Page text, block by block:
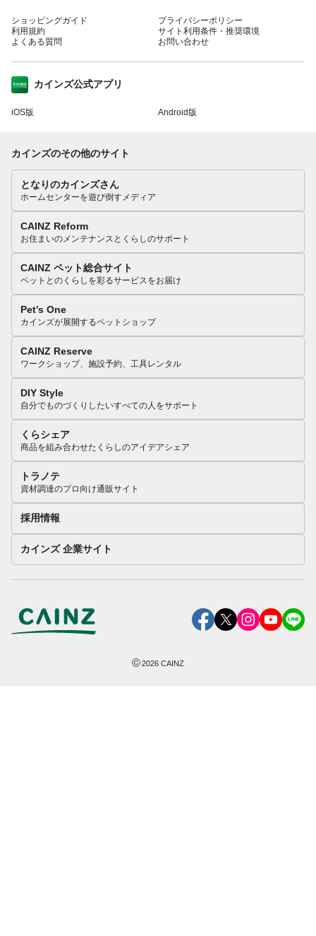
ショッピングガイド
利用規約
よくある質問
プライバシーポリシー
サイト利用条件・推奨環境
お問い合わせ
カインズ公式アプリ
iOS版 Android版
カインズのその他のサイト
となりのカインズさん
ホームセンターを遊び倒すメディア
CAINZ Reform
お住まいのメンテナンスとくらしのサポート
CAINZ ペット総合サイト
ペットとのくらしを彩るサービスをお届け
Pet’s One
カインズが展開するペットショップ
CAINZ Reserve
ワークショップ、施設予約、工具レンタル
DIY Style
自分でものづくりしたいすべての人をサポート
くらシェア
商品を組み合わせたくらしのアイデアシェア
トラノテ
資材調達のプロ向け通販サイト
採用情報
カインズ 企業サイト
©2026 CAINZ